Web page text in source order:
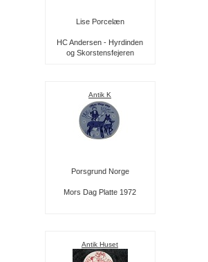
Lise Porcelæn
HC Andersen - Hyrdinden
og Skorstensfejeren
Antik K
Porsgrund Norge
Mors Dag Platte 1972
Antik Huset